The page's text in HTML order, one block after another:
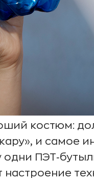
костюм:
и самое
одни